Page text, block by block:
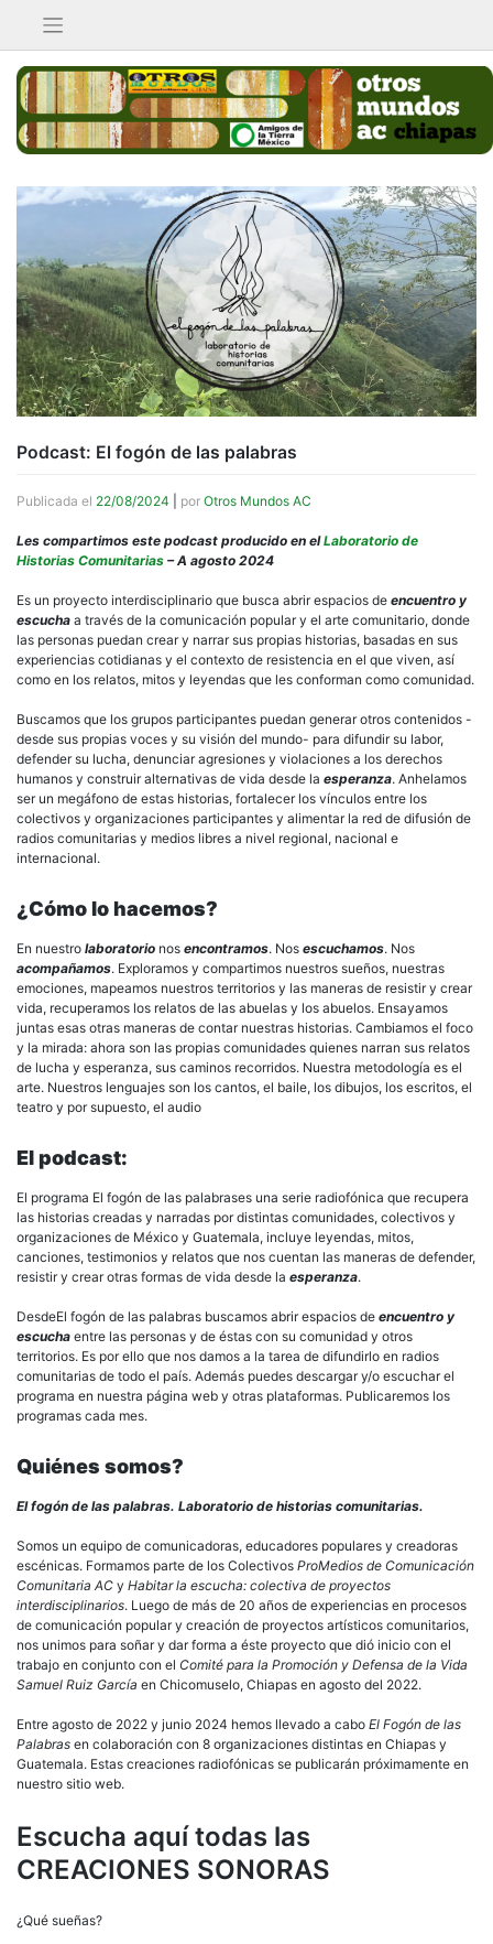
contenido
Podcast: El fogón de las palabras
Publicada el 22/08/2024 por Otros Mundos AC
Les compartimos este podcast producido en elLaboratorio de
Historias Comunitarias – A agosto 2024
Es un proyecto interdisciplinario que busca abrir espacios de encuentro y
escucha a través de la comunicación popular y el arte comunitario, donde
las personas puedan crear y narrar sus propias historias, basadas en sus
experiencias cotidianas y el contexto de resistencia en el que viven, así
como en los relatos, mitos y leyendas que les conforman como comunidad.
Buscamos que los grupos participantes puedan generar otros contenidos -
desde sus propias voces y su visión del mundo- para difundir su labor,
defender su lucha, denunciar agresiones y violaciones a los derechos
humanos y construir alternativas de vida desde la esperanza. Anhelamos
ser un megáfono de estas historias, fortalecer los vínculos entre los
colectivos y organizaciones participantes y alimentar la red de difusión de
radios comunitarias y medios libres a nivel regional, nacional e
internacional.
¿Cómo lo hacemos?
En nuestro laboratorio nos encontramos. Nos escuchamos. Nos
acompañamos. Exploramos y compartimos nuestros sueños, nuestras
emociones, mapeamos nuestros territorios y las maneras de resistir y crear
vida, recuperamos los relatos de las abuelas y los abuelos. Ensayamos
juntas esas otras maneras de contar nuestras historias. Cambiamos el foco
y la mirada: ahora son las propias comunidades quienes narran sus relatos
de lucha y esperanza, sus caminos recorridos. Nuestra metodología es el
arte. Nuestros lenguajes son los cantos, el baile, los dibujos, los escritos, el
teatro y por supuesto, el audio
El podcast:
El programa El fogón de las palabrases una serie radiofónica que recupera
las historias creadas y narradas por distintas comunidades, colectivos y
organizaciones de México y Guatemala, incluye leyendas, mitos,
canciones, testimonios y relatos que nos cuentan las maneras de defender,
resistir y crear otras formas de vida desde la esperanza.
DesdeEl fogón de las palabras buscamos abrir espacios de encuentro y
escucha entre las personas y de éstas con su comunidad y otros
territorios. Es por ello que nos damos a la tarea de difundirlo en radios
comunitarias de todo el país. Además puedes descargar y/o escuchar el
programa en nuestra página web y otras plataformas. Publicaremos los
programas cada mes.
Quiénes somos?
El fogón de las palabras. Laboratorio de historias comunitarias.
Somos un equipo de comunicadoras, educadores populares y creadoras
escénicas. Formamos parte de los Colectivos ProMedios de Comunicación
Comunitaria AC y Habitar la escucha: colectiva de proyectos
interdisciplinarios. Luego de más de 20 años de experiencias en procesos
de comunicación popular y creación de proyectos artísticos comunitarios,
nos unimos para soñar y dar forma a éste proyecto que dió inicio con el
trabajo en conjunto con el Comité para la Promoción y Defensa de la Vida
Samuel Ruiz García en Chicomuselo, Chiapas en agosto del 2022.
Entre agosto de 2022 y junio 2024 hemos llevado a cabo El Fogón de las
Palabras en colaboración con 8 organizaciones distintas en Chiapas y
Guatemala. Estas creaciones radiofónicas se publicarán próximamente en
nuestro sitio web.
Escucha aquí todas las
CREACIONES SONORAS
¿Qué sueñas?